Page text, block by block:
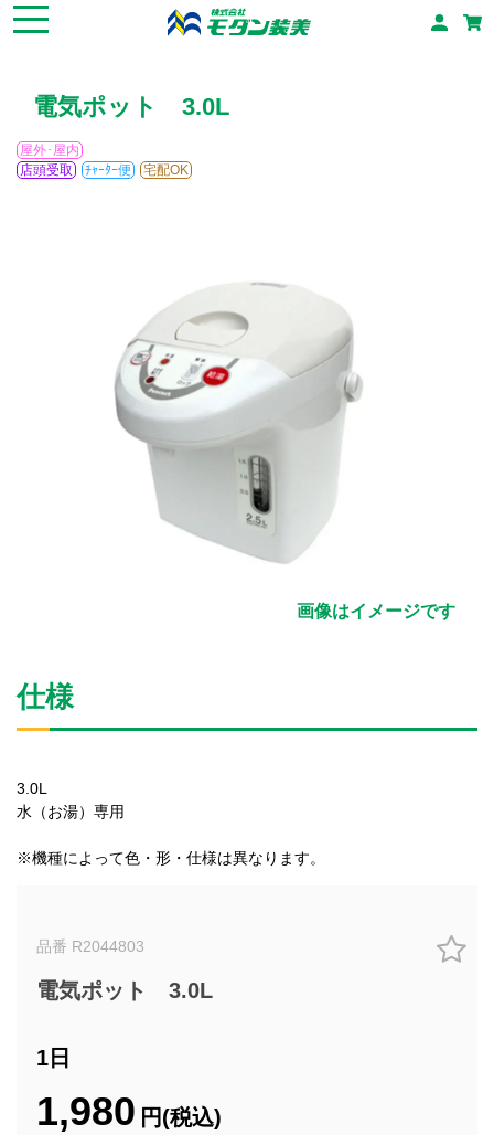
電気ポット 3.0L
屋外･屋内
店頭受取
ﾁｬｰﾀｰ便 宅配OK
画像はイメージです
仕様
3.0L
水（お湯）専用
※機種によって色・形・仕様は異なります。
品番 R2044803
電気ポット 3.0L
1日
1,980 円(税込)